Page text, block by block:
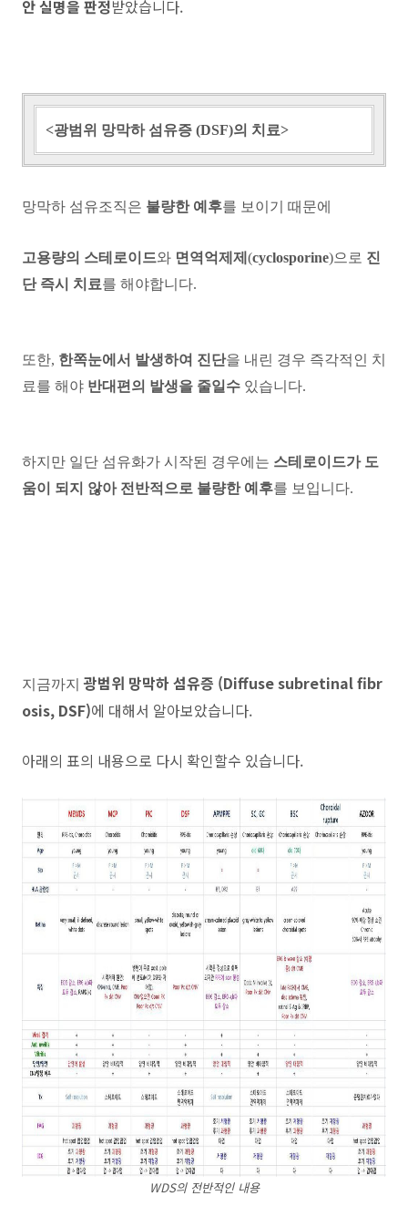
안 실명을 판정받았습니다.
<광범위 망막하 섬유증 (DSF)의 치료>
망막하 섬유조직은 불량한 예후를 보이기 때문에
고용량의 스테로이드와 면역억제제 (cyclosporine)으로 진
단 즉시 치료를 해야합니다.
또한, 한쪽눈에서 발생하여 진단을 내린 경우 즉각적인 치
료를 해야 반대편의 발생을 줄일수 있습니다.
하지만 일단 섬유화가 시작된 경우에는 스테로이드가 도
움이 되지 않아 전반적으로 불량한 예후를 보입니다.
지금까지 광범위 망막하 섬유증 (Diffuse subretinal fibr
osis, DSF)에 대해서 알아보았습니다.
아래의 표의 내용으로 다시 확인할수 있습니다.
WDS의 전반적인 내용